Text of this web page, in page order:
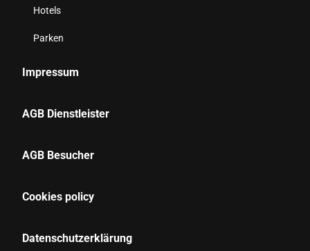
Hotels
Parken
Impressum
AGB Dienstleister
AGB Besucher
Cookies policy
Datenschutzerklärung